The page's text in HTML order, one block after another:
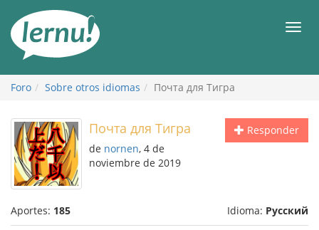
Foro Sobre otros idiomas Почта для Тигра
Responder
Почта для Тигра
de nornen, 4 de
noviembre de 2019
Aportes: 185 Idioma: Русский